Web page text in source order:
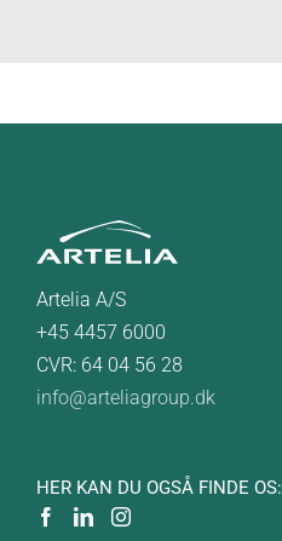
Artelia A/S
+45 4457 6000
CVR: 64 04 56 28
info@arteliagroup.dk
HER KAN DU OGSÅ FINDE OS: